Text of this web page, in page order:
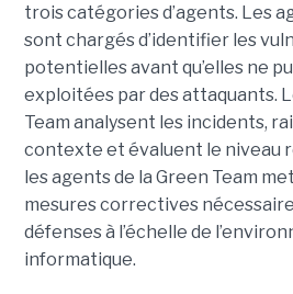
trois catégories d’agents. Les
sont chargés d’identifier les
potentielles avant qu’elles ne
exploitées par des attaquants.
Team analysent les incidents,
contexte et évaluent le niveau
les agents de la Green Team
mesures correctives
défenses à l’échelle de
informatique.